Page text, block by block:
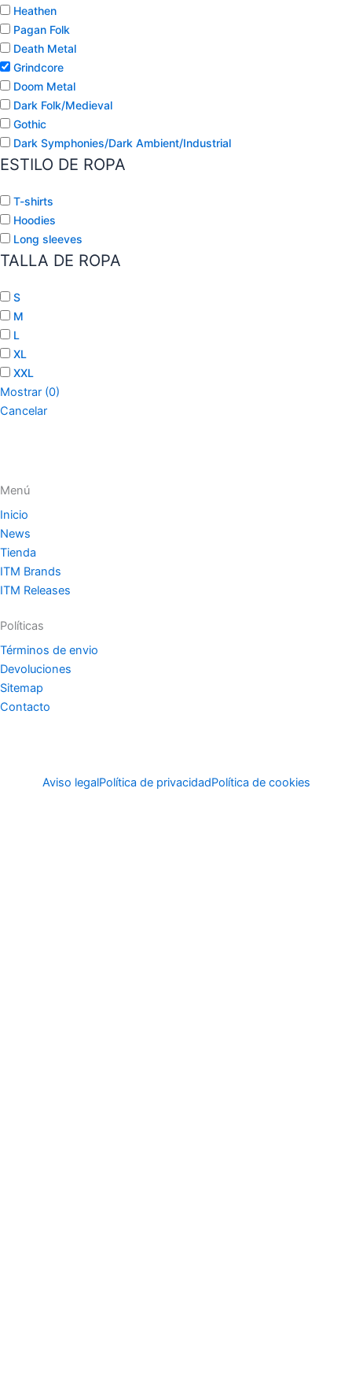
Heathen
Pagan Folk
Death Metal
Grindcore
Doom Metal
Dark Folk/Medieval
Gothic
Dark Symphonies/Dark Ambient/Industrial
ESTILO DE ROPA
T-shirts
Hoodies
Long sleeves
TALLA DE ROPA
S
M
L
XL
XXL
Mostrar (0)
Cancelar
Menú
Inicio
News
Tienda
ITM Brands
ITM Releases
Políticas
Términos de envio
Devoluciones
Sitemap
Contacto
Aviso legalPolítica de privacidadPolítica de cookies